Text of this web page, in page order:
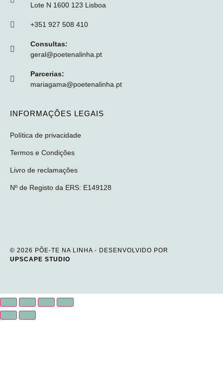
Lote N 1600 123 Lisboa
+351 927 508 410
Consultas:
geral@poetenalinha.pt
Parcerias:
mariagama@poetenalinha.pt
INFORMAÇÕES LEGAIS
Política de privacidade
Termos e Condições
Livro de reclamações
Nº de Registo da ERS: E149128
© 2026 PÕE-TE NA LINHA - DESENVOLVIDO POR
UPSCAPE STUDIO